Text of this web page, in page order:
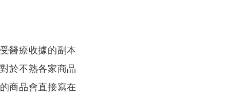
醫療收據的副本
於不熟各家商品
商品會直接寫在